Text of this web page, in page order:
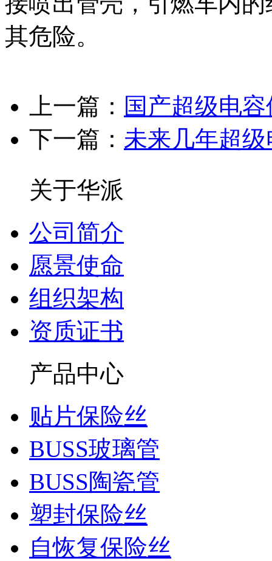
其危险。
上一篇： 国产超级电
下一篇： 未来几年超
关于华派
公司简介
愿景使命
组织架构
资质证书
产品中心
贴片保险丝
BUSS玻璃管
BUSS陶瓷管
塑封保险丝
自恢复保险丝